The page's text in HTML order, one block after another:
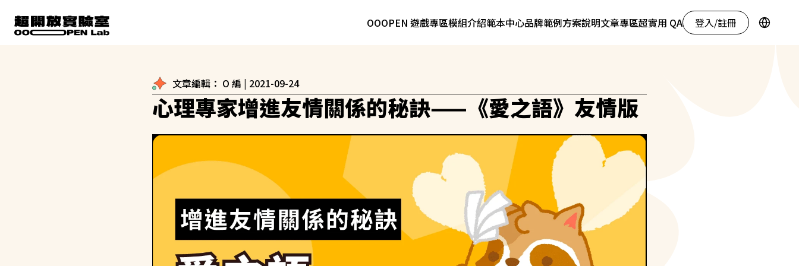
OOOPEN 遊戲專區模組介紹範本中心品牌範例方案說明文章專區超實用 QA 登入/註冊
文章編輯： O 編 | 2021-09-24
心理專家增進友情關係的秘訣——《愛之語》友情版